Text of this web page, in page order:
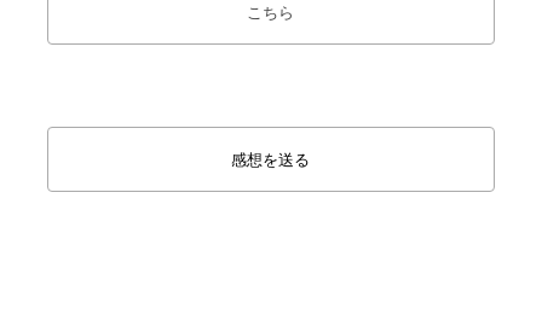
こちら
感想を送る